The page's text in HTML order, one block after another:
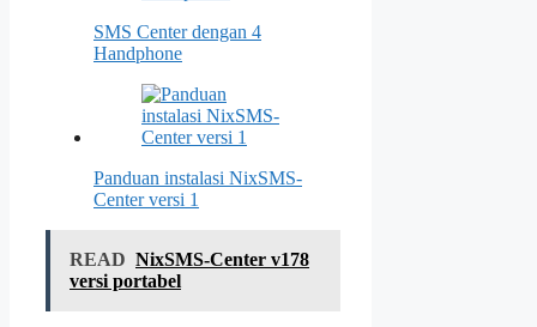
SMS Center dengan 4
Handphone
Panduan instalasi NixSMS-
Center versi 1
READ NixSMS-Center v178
versi portabel